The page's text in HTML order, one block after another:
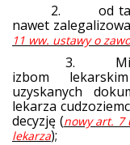
2. od takiego
nawet
11 ww. ustawy o
3. Minister
izbom
uzyskanych
lekarza
decyzję (nowy art. 7
lekarza);